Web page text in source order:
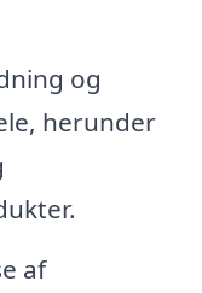
og
herunder
af